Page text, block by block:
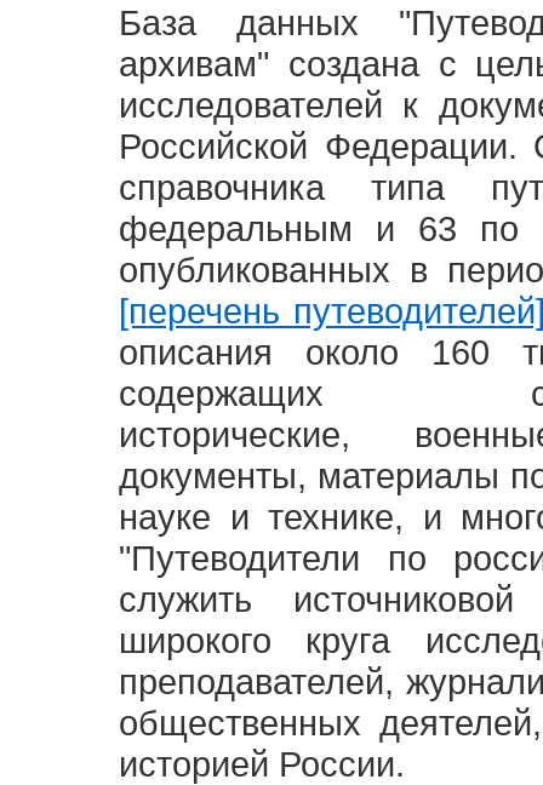
База данных
архивам" создана с
исследователей к
Российской
справочника типа
федеральным и 63 по
опубликованных в
[перечень
описания около 160
содержащих
исторические,
документы, материалы
науке и технике, и
"Путеводители по
служить
широкого круга
преподавателей,
общественных
историей России.